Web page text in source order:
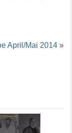
April/Mai 2014 »